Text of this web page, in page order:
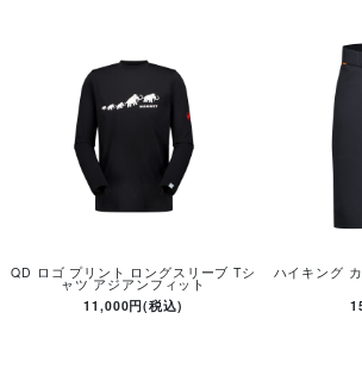
QD ロゴ プリント ロングスリーブ Tシ
ャツ アジアンフィット
11,000円(税込)
ハイキング